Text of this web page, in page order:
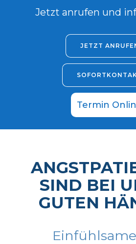
Jetzt anrufen und
JETZT
Termin
SIND BEI
GUTEN